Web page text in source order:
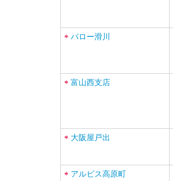
バロー滑川
富山西支店
大阪屋戸出
アルビス高原町